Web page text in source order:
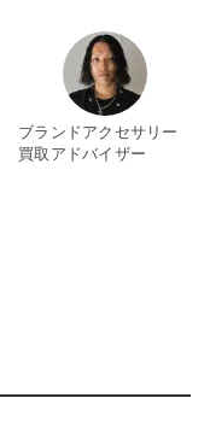
ブランドアクセサリー
買取アドバイザー